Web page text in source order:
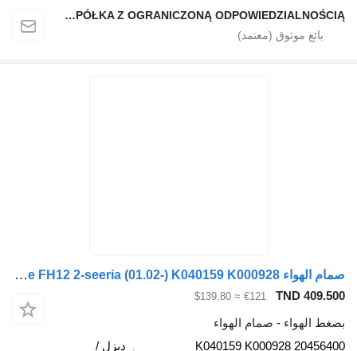
QINDITO SPÓŁKA Z OGRANICZONĄ ODPOWIEDZIALNOŚCIĄ
صمام الهواء Knorr-Bremse FH12 2-seeria (01.02-) K040159 K000928 لـ السيارات القاطرة Volvo FH12, FH16, NH12, FH, VNL780 (1993-2014)
TND
€121
الهواء - صمام الهواء
K040159 K000928
ديزل /